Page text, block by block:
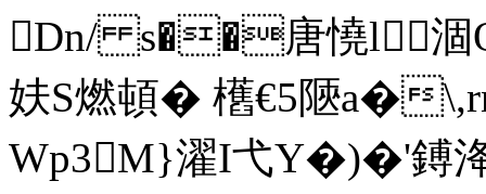
Dn/ s��唐憢l涸
妋 S燃頓� 欍€5陿a�
Wp3M}濯I弋Y�)�'鎛